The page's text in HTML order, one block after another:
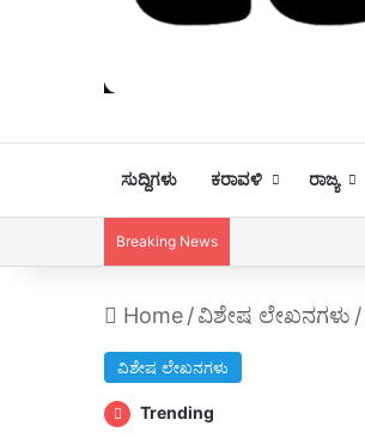
ಸುದ್ದಿಗಳು ಕರಾವಳಿ ರಾಜ್ಯ
Breaking News
Home/ವಿಶೇಷ ಲೇಖನಗಳು /
ವಿಶೇಷ ಲೇಖನಗಳು
Trending